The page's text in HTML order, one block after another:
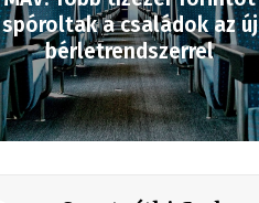
spóroltak a családok az új
bérletrendszerrel